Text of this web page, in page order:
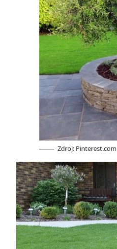
Zdroj: Pinterest.com